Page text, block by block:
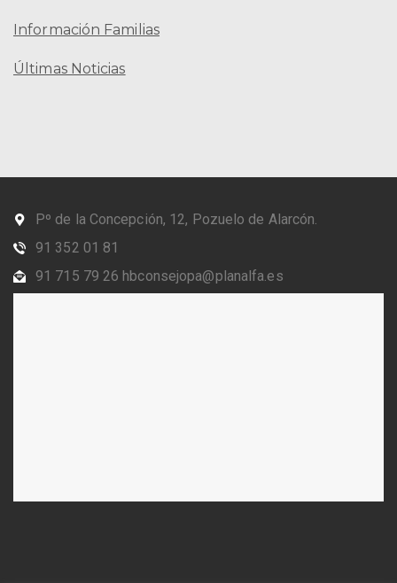
Información Familias
Últimas Noticias
Pº de la Concepción, 12, Pozuelo de Alarcón.
91 352 01 81
91 715 79 26 hbconsejopa@planalfa.es